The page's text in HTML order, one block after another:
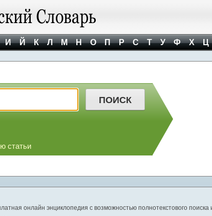
И Й К Л М Н О П Р С Т У Ф Х Ц
статьи
онлайн энциклопедия с возможностью полнотекстового